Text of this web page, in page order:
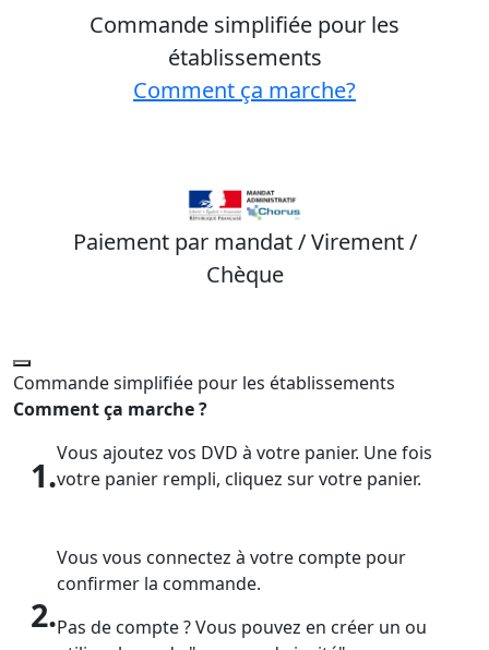
Commande simplifiée pour les
établissements
Comment ça marche?
Paiement par mandat / Virement /
Chèque
Commande simplifiée pour les établissements
Comment ça marche ?
1.
Vous ajoutez vos DVD à votre panier. Une fois
votre panier rempli, cliquez sur votre panier.
2.
Vous vous connectez à votre compte pour
confirmer la commande.
Pas de compte ? Vous pouvez en créer un ou